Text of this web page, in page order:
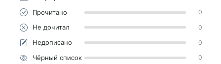
Прочитано 0
Не дочитал 0
Недописано 0
Чёрный список 0